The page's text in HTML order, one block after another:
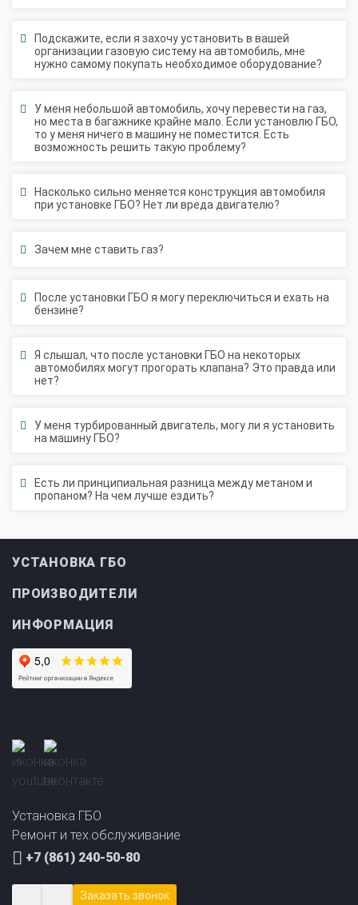
О автосервисе
Отзывы клиентов
2-го поколения 4-го поколения
5-го поколения
Калькулятор выгоды ГБО
Полная диагностика ГБО
Чистка и регулировка форсунок
Замена датчика давления
Замена баллона
Регистрация ГБО в ГИБДД
Свидетельство на ГБО
Подскажите, если я захочу установить в вашей
организации газовую систему на автомобиль, мне
нужно самому покупать необходимое оборудование?
У меня небольшой автомобиль, хочу перевести на газ,
но места в багажнике крайне мало. Если установлю ГБО,
то у меня ничего в машину не поместится. Есть
возможность решить такую проблему?
Насколько сильно меняется конструкция автомобиля
при установке ГБО? Нет ли вреда двигателю?
Зачем мне ставить газ?
После установки ГБО я могу переключиться и ехать на
бензине?
Я слышал, что после установки ГБО на некоторых
автомобилях могут прогорать клапана? Это правда или
нет?
У меня турбированный двигатель, могу ли я установить
на машину ГБО?
Есть ли принципиальная разница между метаном и
пропаном? На чем лучше ездить?
УСТАНОВКА ГБО
ПРОИЗВОДИТЕЛИ
ИНФОРМАЦИЯ
Установка ГБО
Ремонт и тех.обслуживание
+7 (861) 240-50-80
Заказать звонок